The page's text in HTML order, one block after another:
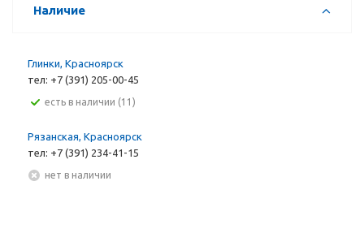
Наличие
Глинки, Красноярск
тел: +7 (391) 205-00-45
Есть в наличии (11)
Рязанская, Красноярск
тел: +7 (391) 234-41-15
Нет в наличии